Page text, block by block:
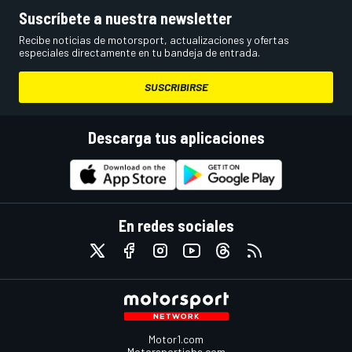
Suscríbete a nuestra newsletter
Recibe noticias de motorsport, actualizaciones y ofertas
especiales directamente en tu bandeja de entrada.
SUSCRIBIRSE
Descarga tus aplicaciones
En redes sociales
Motor1.com